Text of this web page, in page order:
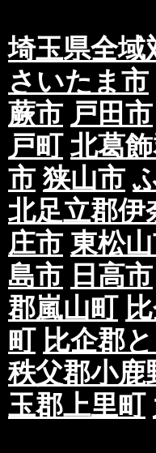
埼玉県全域
さいたま市
蕨市 戸田市
戸町 北葛
市 狭山市
北足立郡伊
庄市 東松
島市 日高市
郡嵐山町
町 比企郡
秩父郡小鹿
玉郡上里町